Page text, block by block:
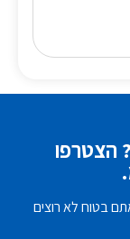
בטוח לא רוצים